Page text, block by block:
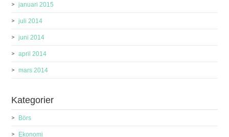
januari 2015
juli 2014
juni 2014
april 2014
mars 2014
Kategorier
Börs
Ekonomi